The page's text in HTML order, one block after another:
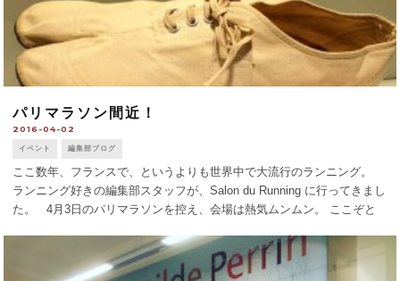
パリマラソン間近！
2016-04-02
イベント 編集部ブログ
ここ数年、フランスで、というよりも世界中で大流行のランニング。
ランニング好きの編集部スタッフが、Salon du Running に行ってきまし
た。 4月3日のパリマラソンを控え、会場は熱気ムンムン。 ここぞと